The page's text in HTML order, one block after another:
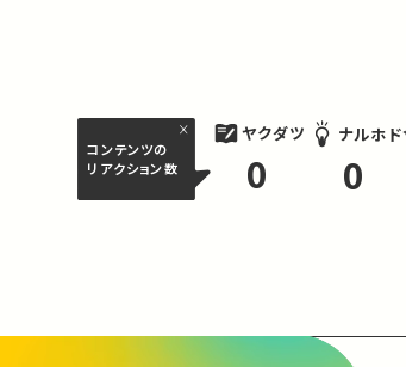
コンテンツの
リアクション数
ヤクダツ
0
ナルホド
0